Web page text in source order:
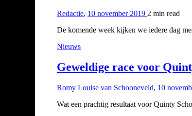
Redactie, 10 november 2019 2 min read
De komende week kijken we iedere dag
Nieuws
Geweldige race voor
Romy Louise van Schooneveld, 10
Wat een prachtig resultaat voor Quinty